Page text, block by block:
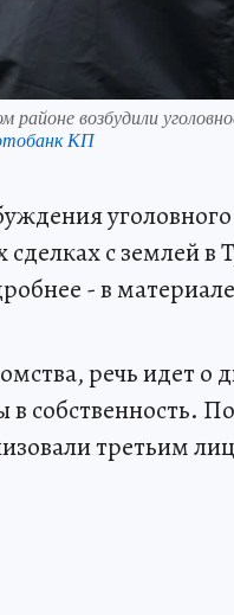
районе возбудили
КП
с землей в
- в
речь идет о
собственность.
третьим